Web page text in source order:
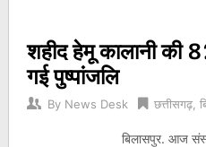
शहीद हेमू कालानी की
गई पुष्पांजलि
By News Desk छत्तीसगढ़,
बिलासपुर. आज